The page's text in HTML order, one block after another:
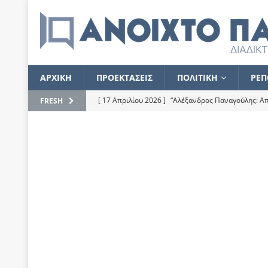
ΑΡΧΙΚΗ ΠΡΟΕΚΤΑΣΕΙΣ ΠΟΛΙΤΙΚΗ
FRESH [ 17 Απριλίου 2026 ] “Αλέξανδρος Παναγούλης: